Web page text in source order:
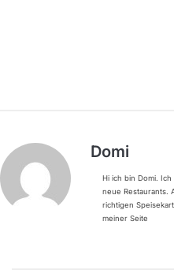
Domi
Hi ich bin Domi.
neue Restaurants.
richtigen
meiner Seite